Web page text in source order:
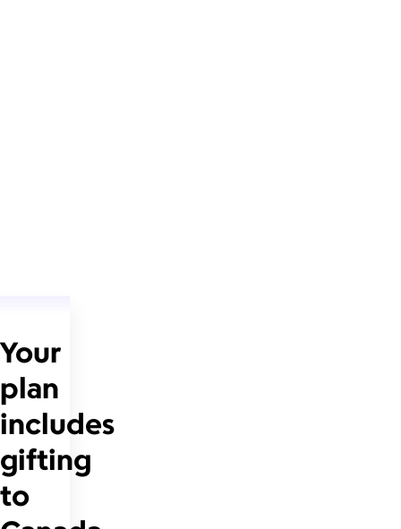
Your
plan
includes
gifting
to